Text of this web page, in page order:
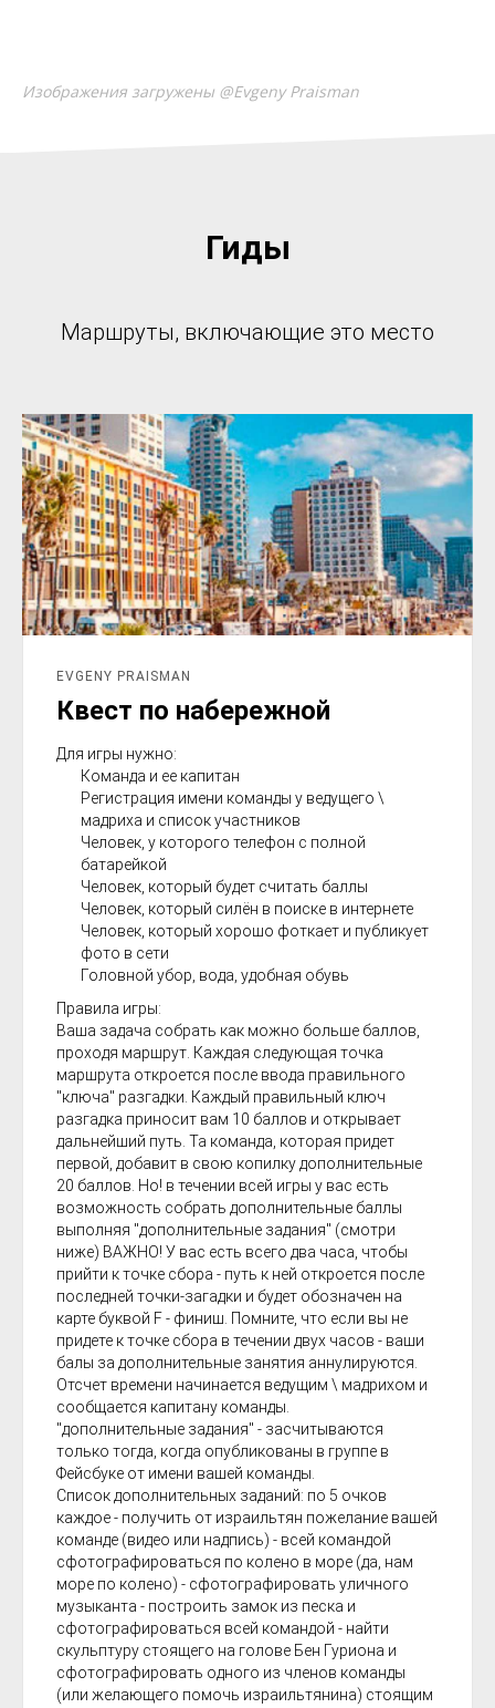
Изображения загружены @Evgeny Praisman
Гиды
Маршруты, включающие это место
EVGENY PRAISMAN
Квест по набережной
Для игры нужно:
Команда и ее капитан
Регистрация имени команды у ведущего \
мадриха и список участников
Человек, у которого телефон с полной
батарейкой
Человек, который будет считать баллы
Человек, который силён в поиске в интернете
Человек, который хорошо фоткает и публикует
фото в сети
Головной убор, вода, удобная обувь
Правила игры:
Ваша задача собрать как можно больше баллов,
проходя маршрут. Каждая следующая точка
маршрута откроется после ввода правильного
"ключа" разгадки. Каждый правильный ключ
разгадка приносит вам 10 баллов и открывает
дальнейший путь. Та команда, которая придет
первой, добавит в свою копилку дополнительные
20 баллов. Но! в течении всей игры у вас есть
возможность собрать дополнительные баллы
выполняя "дополнительные задания" (смотри
ниже) ВАЖНО! У вас есть всего два часа, чтобы
прийти к точке сбора - путь к ней откроется после
последней точки-загадки и будет обозначен на
карте буквой F - финиш. Помните, что если вы не
придете к точке сбора в течении двух часов - ваши
балы за дополнительные занятия аннулируются.
Отсчет времени начинается ведущим \ мадрихом и
сообщается капитану команды.
"дополнительные задания" - засчитываются
только тогда, когда опубликованы в группе в
Фейсбуке от имени вашей команды.
Список дополнительных заданий: по 5 очков
каждое - получить от израильтян пожелание вашей
команде (видео или надпись) - всей командой
сфотографироваться по колено в море (да, нам
море по колено) - сфотографировать уличного
музыканта - построить замок из песка и
сфотографироваться всей командой - найти
скульптуру стоящего на голове Бен Гуриона и
сфотографировать одного из членов команды
(или желающего помочь израильтянина) стоящим